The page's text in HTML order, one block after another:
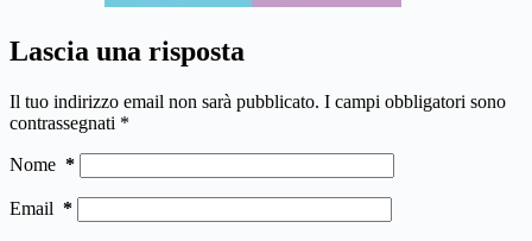
Lascia una risposta
Il tuo indirizzo email non sarà pubblicato. I campi obbligatori sono
contrassegnati *
Nome *
Email *